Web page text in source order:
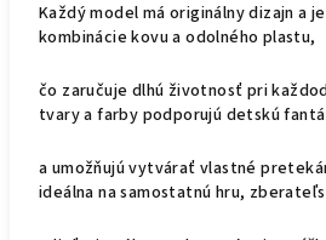
Každý model má originálny dizajn a
kombinácie kovu a odolného plastu,
čo zaručuje dlhú životnosť pri
tvary a farby podporujú detskú
a umožňujú vytvárať vlastné
ideálna na samostatnú hru,